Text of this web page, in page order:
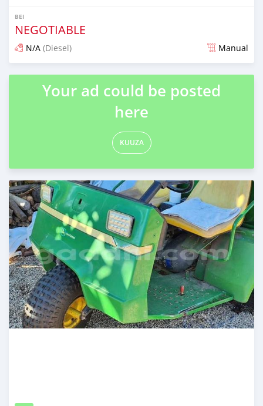
BEI
NEGOTIABLE
N/A (Diesel) Manual
Ilitangazwa kama miezi 2 iliopita
Your ad could be posted
here
KUUZA